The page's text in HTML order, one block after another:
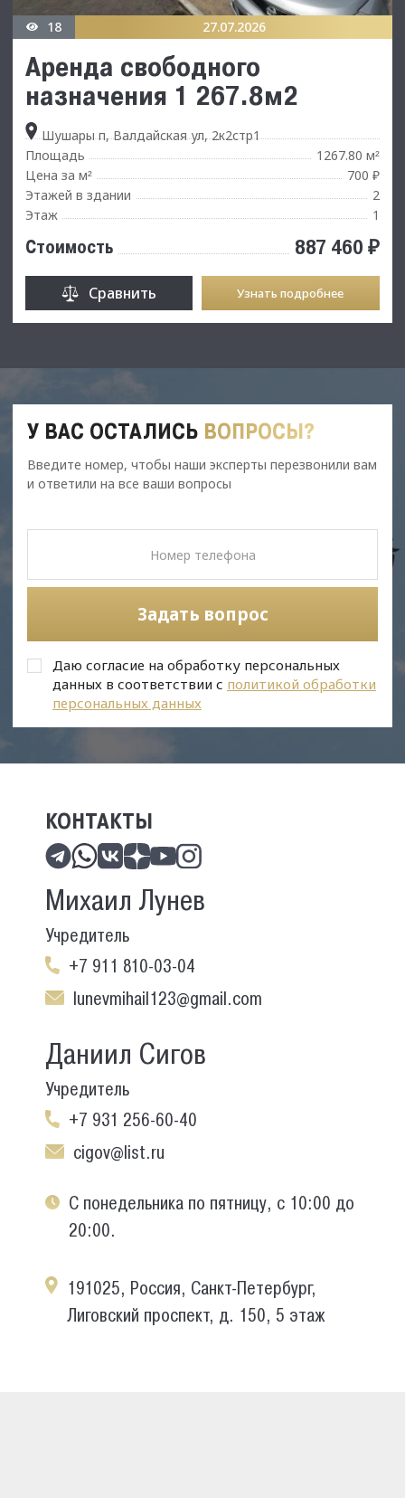
18 27.07.2026
Аренда свободного
назначения 1 267.8м2
Шушары п, Валдайская ул, 2к2стр1
Площадь
1267.80 м²
Цена за м²
700 ₽
Этажей в здании
2
Этаж
1
Стоимость 887 460 ₽
Сравнить Узнать подробнее
У ВАС ОСТАЛИСЬ ВОПРОСЫ?
Введите номер, чтобы наши эксперты перезвонили вам
и ответили на все ваши вопросы
Задать вопрос
Даю согласие на обработку персональных
данных в соответствии с политикой обработки
персональных данных
КОНТАКТЫ
Михаил Лунев
Учредитель
+7 911 810-03-04
lunevmihail123@gmail.com
Даниил Сигов
Учредитель
+7 931 256-60-40
cigov@list.ru
С понедельника по пятницу, с 10:00 до
20:00.
191025, Россия, Санкт-Петербург,
Лиговский проспект, д. 150, 5 этаж